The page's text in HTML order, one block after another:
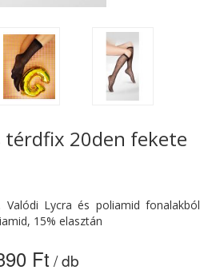
20den fekete
Valódi Lycra és poliamid fonalakból
15% elasztán
Ft / db